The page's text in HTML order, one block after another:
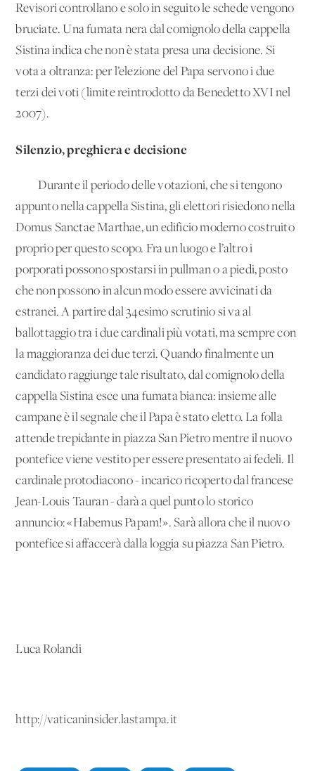
Revisori controllano e solo in seguito le schede vengono
bruciate. Una fumata nera dal comignolo della cappella
Sistina indica che non è stata presa una decisione. Si
vota a oltranza: per l’elezione del Papa servono i due
terzi dei voti (limite reintrodotto da Benedetto XVI nel
2007).
Silenzio, preghiera e decisione
Durante il periodo delle votazioni, che si tengono
appunto nella cappella Sistina, gli elettori risiedono nella
Domus Sanctae Marthae, un edificio moderno costruito
proprio per questo scopo. Fra un luogo e l’altro i
porporati possono spostarsi in pullman o a piedi, posto
che non possono in alcun modo essere avvicinati da
estranei. A partire dal 34esimo scrutinio si va al
ballottaggio tra i due cardinali più votati, ma sempre con
la maggioranza dei due terzi. Quando finalmente un
candidato raggiunge tale risultato, dal comignolo della
cappella Sistina esce una fumata bianca: insieme alle
campane è il segnale che il Papa è stato eletto. La folla
attende trepidante in piazza San Pietro mentre il nuovo
pontefice viene vestito per essere presentato ai fedeli. Il
cardinale protodiacono - incarico ricoperto dal francese
Jean-Louis Tauran - darà a quel punto lo storico
annuncio: «Habemus Papam!». Sarà allora che il nuovo
pontefice si affaccerà dalla loggia su piazza San Pietro.
Luca Rolandi
http://vaticaninsider.lastampa.it